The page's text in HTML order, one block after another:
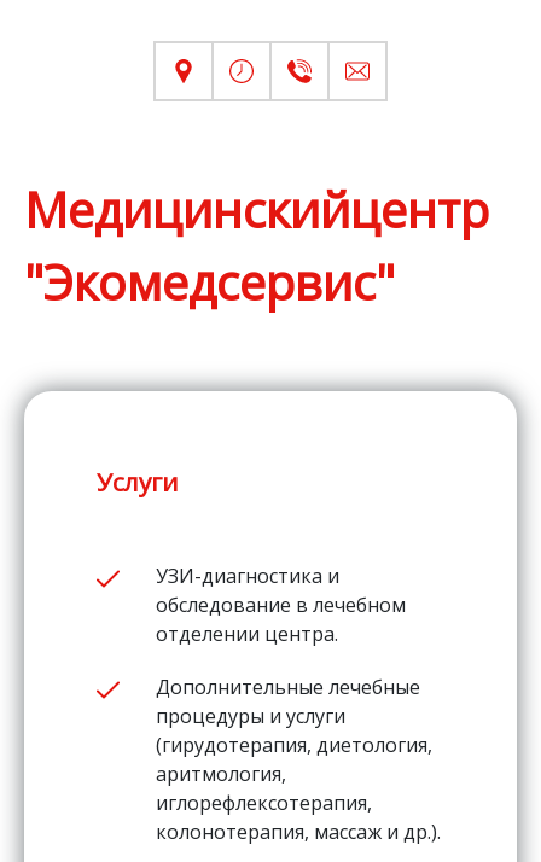
Медицинскийцентр
"Экомедсервис"
Услуги
УЗИ-диагностика и
обследование в лечебном
отделении центра.
Дополнительные лечебные
процедуры и услуги
(гирудотерапия, диетология,
аритмология,
иглорефлексотерапия,
колонотерапия, массаж и др.).